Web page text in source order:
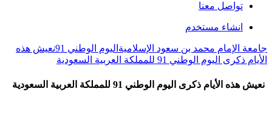
تواصل معنا
انشاء مستخدم
جامعة الإمام محمد بن سعود الإسلامية اليوم الوطني 91
نعيش هذه
الأيام ذكرى اليوم الوطني 91 للمملكة العربية السعودية
نعيش هذه الأيام ذكرى اليوم الوطني 91 للمملكة العربية السعودية